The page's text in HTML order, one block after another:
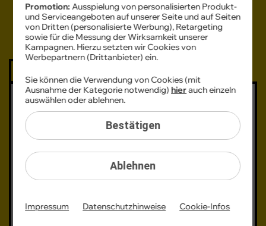
Alle Filter
Samsung
Galaxy S26(Refurbished)
Promotion:Ausspielung von personalisierten Produkt-
und Serviceangeboten auf unserer Seite und auf Seiten
von Dritten (personalisierte Werbung), Retargeting
sowie für die Messung der Wirksamkeit unserer
Kampagnen. Hierzu setzten wir Cookies von
Werbepartnern (Drittanbieter) ein.
Ablehnen
Sie können die Verwendung von Cookies (mit
Ausnahme der Kategorie notwendig)hierauch einzeln
auswählen oder ablehnen.
Bestätigen
Impressum Datenschutzhinweise Cookie-Infos